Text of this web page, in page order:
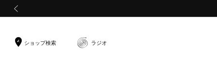
ショップ検索 ラジオ